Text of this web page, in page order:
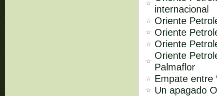
internacional
Oriente
Oriente
Oriente
Oriente
Palmaflor
Empate entre
Un apagado